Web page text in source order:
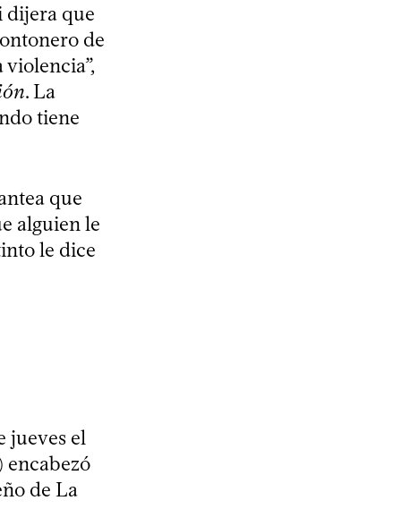
dijera que
de
. La
tiene
que
alguien le
le dice
jueves el
de La